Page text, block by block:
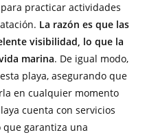
practicar actividades
La razón es que las
visibilidad, lo que la
marina. De igual modo,
playa, asegurando que
en cualquier momento
cuenta con servicios
que garantiza una